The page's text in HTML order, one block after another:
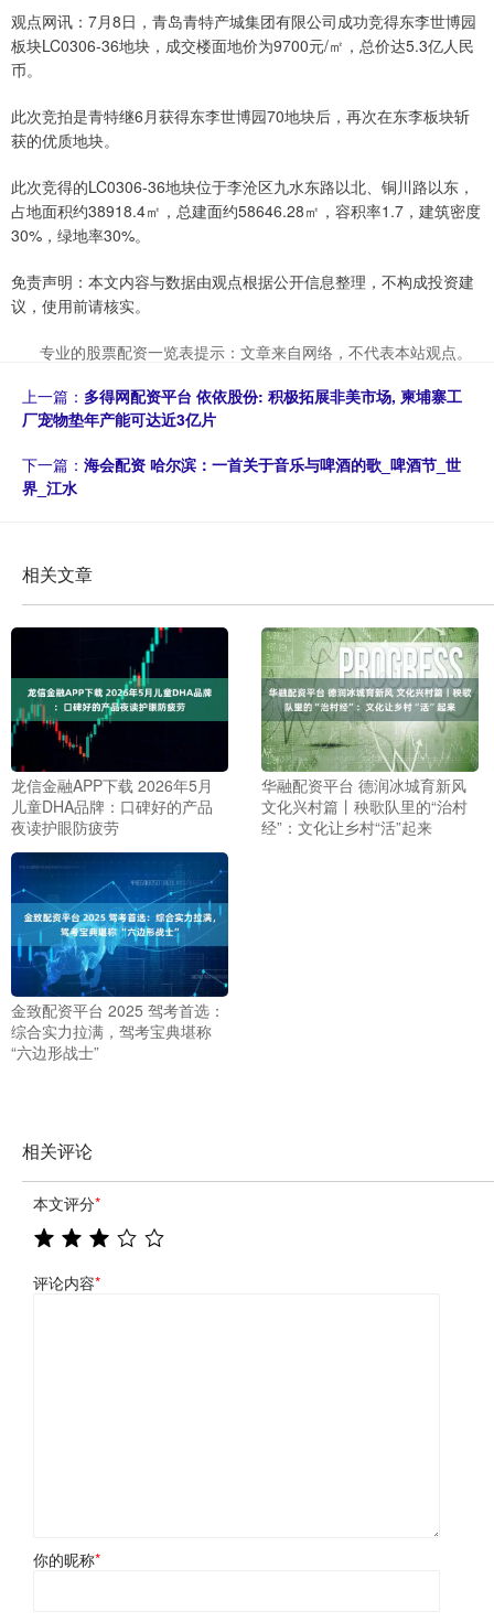
观点网讯：7月8日，青岛青特产城集团有限公司成功竞得东李世博园
板块LC0306-36地块，成交楼面地价为9700元/㎡，总价达5.3亿人民
币。
此次竞拍是青特继6月获得东李世博园70地块后，再次在东李板块斩
获的优质地块。
此次竞得的LC0306-36地块位于李沧区九水东路以北、铜川路以东，
占地面积约38918.4㎡，总建面约58646.28㎡，容积率1.7，建筑密度
30%，绿地率30%。
免责声明：本文内容与数据由观点根据公开信息整理，不构成投资建
议，使用前请核实。
专业的股票配资一览表提示：文章来自网络，不代表本站观点。
上一篇： 多得网配资平台 依依股份: 积极拓展非美市场, 柬埔寨工
厂宠物垫年产能可达近3亿片
下一篇： 海会配资 哈尔滨：一首关于音乐与啤酒的歌_啤酒节_世
界_江水
相关文章
龙信金融APP下载 2026年5月
儿童DHA品牌：口碑好的产品
夜读护眼防疲劳
华融配资平台 德润冰城育新风
文化兴村篇丨秧歌队里的“治村
经”：文化让乡村“活”起来
金致配资平台 2025 驾考首选：
综合实力拉满，驾考宝典堪称
“六边形战士”
相关评论
本文评分*
评论内容*
你的昵称*